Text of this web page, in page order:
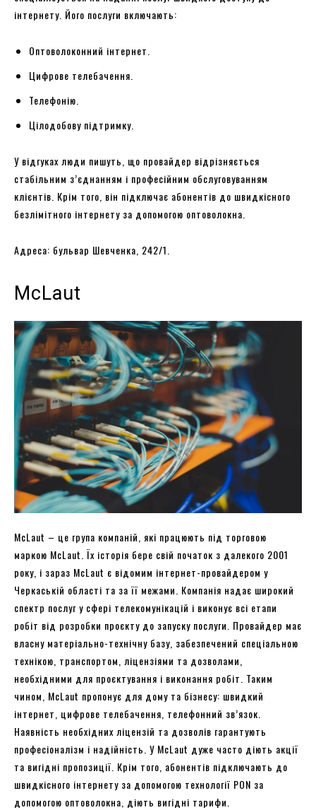
інтернету. Його послуги включають:
Оптоволоконний інтернет.
Цифрове телебачення.
Телефонію.
Цілодобову підтримку.
У відгуках люди пишуть, що провайдер відрізняється
стабільним з’єднанням і професійним обслуговуванням
клієнтів. Крім того, він підключає абонентів до швидкісного
безлімітного інтернету за допомогою оптоволокна.
Адреса: бульвар Шевченка, 242/1.
McLaut
McLaut – це група компаній, які працюють під торговою
маркою McLaut. Їх історія бере свій початок з далекого 2001
року, і зараз McLaut є відомим інтернет-провайдером у
Черкаській області та за її межами. Компанія надає широкий
спектр послуг у сфері телекомунікацій і виконує всі етапи
робіт від розробки проєкту до запуску послуги. Провайдер має
власну матеріально-технічну базу, забезпечений спеціальною
технікою, транспортом, ліцензіями та дозволами,
необхідними для проєктування і виконання робіт. Таким
чином, McLaut пропонує для дому та бізнесу: швидкий
інтернет, цифрове телебачення, телефонний зв’язок.
Наявність необхідних ліцензій та дозволів гарантують
професіоналізм і надійність. У McLaut дуже часто діють акції
та вигідні пропозиції. Крім того, абонентів підключають до
швидкісного інтернету за допомогою технології PON за
допомогою оптоволокна, діють вигідні тарифи.